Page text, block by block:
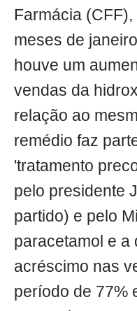
Farmácia
meses de
houve um
vendas da
relação ao
remédio faz
'tratamento
pelo presidente
partido) e pelo
paracetamol e a
acréscimo nas
período de 77%